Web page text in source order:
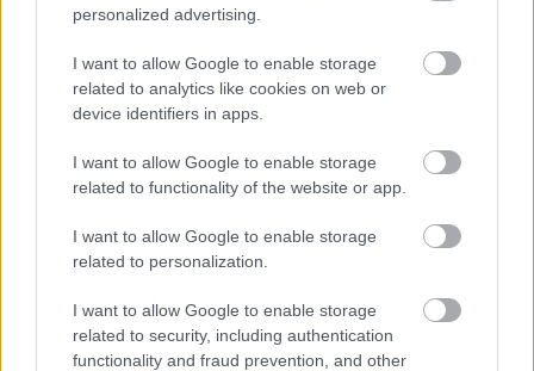
personalized advertising.
I want to allow Google to enable storage
related to analytics like cookies on web or
device identifiers in apps.
I want to allow Google to enable storage
related to functionality of the website or app.
I want to allow Google to enable storage
related to personalization.
I want to allow Google to enable storage
related to security, including authentication
functionality and fraud prevention, and other
(Τριβωνιανού 17, Μετς, τηλ:
210 9213310 και 210 9213360)